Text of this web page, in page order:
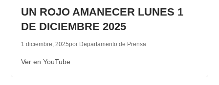
UN ROJO AMANECER LUNES 1
DE DICIEMBRE 2025
1 diciembre, 2025por Departamento de Prensa
Ver en YouTube